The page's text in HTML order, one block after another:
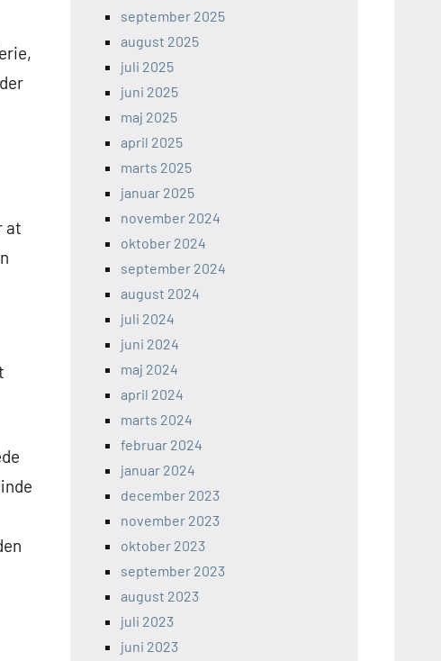
at
september 2025
august 2025
juli 2025
juni 2025
maj 2025
april 2025
marts 2025
januar 2025
november 2024
oktober 2024
september 2024
august 2024
juli 2024
juni 2024
maj 2024
april 2024
marts 2024
februar 2024
januar 2024
december 2023
november 2023
oktober 2023
september 2023
august 2023
juli 2023
juni 2023